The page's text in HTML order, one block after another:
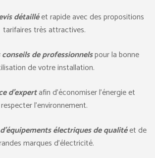
détailléet rapide avec des propositions
tarifaires très attractives.
de professionnelspour la bonne
de votre installation.
d’expertafin d’économiser l’énergie et
respecter l’environnement.
électriques de qualitéet de
marques d’électricité.